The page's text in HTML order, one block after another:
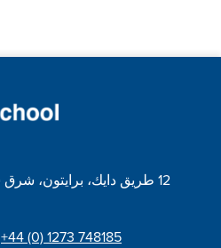
+44 (0) 1273 748185